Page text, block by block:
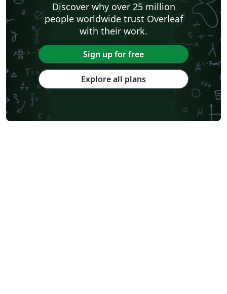
Discover why over 25 million
people worldwide trust Overleaf
with their work.
Sign up for free
Explore all plans